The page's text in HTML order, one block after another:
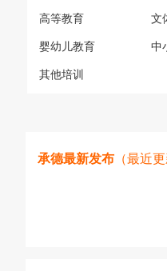
高等教育 文
婴幼儿教育 中
其他培训
承德最新发布 （最近